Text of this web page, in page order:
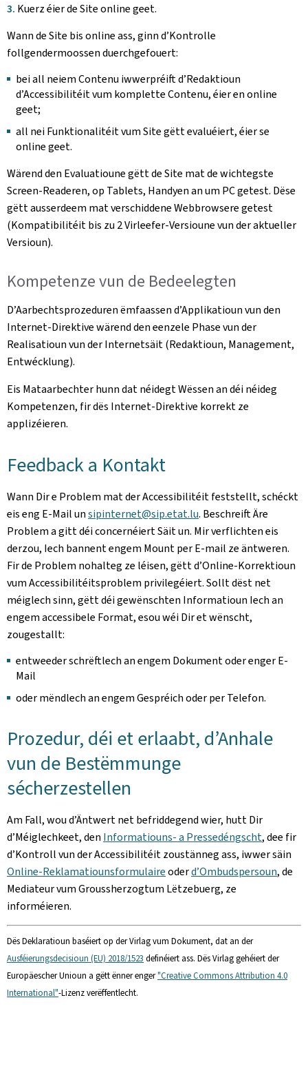
Kuerz éier de Site online geet.
Wann de Site bis online ass, ginn d’Kontrolle
follgendermoossen duerchgefouert:
bei all neiem Contenu iwwerpréift d’Redaktioun
d’Accessibilitéit vum komplette Contenu, éier en online
geet;
all nei Funktionalitéit vum Site gëtt evaluéiert, éier se
online geet.
Wärend den Evaluatioune gëtt de Site mat de wichtegste
Screen-Readeren, op Tablets, Handyen an um PC getest. Dëse
gëtt ausserdeem mat verschiddene Webbrowsere getest
(Kompatibilitéit bis zu 2 Virleefer-Versioune vun der aktueller
Versioun).
Kompetenze vun de Bedeelegten
D’Aarbechtsprozeduren ëmfaassen d’Applikatioun vun den
Internet-Direktive wärend den eenzele Phase vun der
Realisatioun vun der Internetsäit (Redaktioun, Management,
Entwécklung).
Eis Mataarbechter hunn dat néidegt Wëssen an déi néideg
Kompetenzen, fir dës Internet-Direktive korrekt ze
applizéieren.
Feedback a Kontakt
Wann Dir e Problem mat der Accessibilitéit feststellt, schéckt
eis eng E-Mail unsipinternet@sip.etat.lu. Beschreift Äre
Problem a gitt déi concernéiert Säit un. Mir verflichten eis
derzou, Iech bannent engem Mount per E-mail ze äntweren.
Fir de Problem nohalteg ze léisen, gëtt d’Online-Korrektioun
vum Accessibilitéitsproblem privilegéiert. Sollt dëst net
méiglech sinn, gëtt déi gewënschten Informatioun Iech an
engem accessibele Format, esou wéi Dir et wënscht,
zougestallt:
entweeder schrëftlech an engem Dokument oder enger E-
Mail
oder mëndlech an engem Gespréich oder per Telefon.
Prozedur, déi et erlaabt, d’Anhale
vun de Bestëmmunge
sécherzestellen
Am Fall, wou d’Äntwert net befriddegend wier, hutt Dir
d’Méiglechkeet, den Informatiouns- a Pressedéngscht, dee fir
d’Kontroll vun der Accessibilitéit zoustänneg ass, iwwer säin
Online-Reklamatiounsformulaireoderd’Ombudspersoun, de
Mediateur vum Groussherzogtum Lëtzebuerg, ze
informéieren.
Dës Deklaratioun baséiert op der Virlag vum Dokument, dat an der
Ausféierungsdecisioun (EU) 2018/1523 definéiert ass. Dës Virlag gehéiert der
Europäescher Unioun a gëtt ënner enger"Creative Commons Attribution 4.0
International"-Lizenz verëffentlecht.